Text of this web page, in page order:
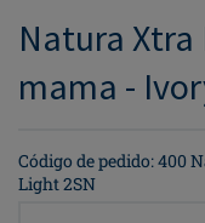
Natura Xtra
mama -
Código de pedido: 400
Light 2SN